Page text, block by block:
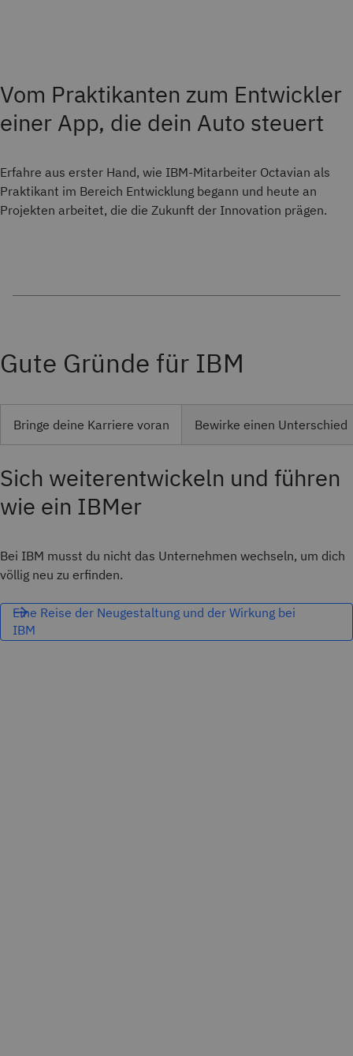
Vom Praktikanten zum Entwickler
einer App, die dein Auto steuert
Erfahre aus erster Hand, wie IBM-Mitarbeiter Octavian als
Praktikant im Bereich Entwicklung begann und heute an
Projekten arbeitet, die die Zukunft der Innovation prägen.
Gute Gründe für IBM
Bringe deine Karriere voran Bewirke einen Unterschied
Sich weiterentwickeln und führen
wie ein IBMer
Bei IBM musst du nicht das Unternehmen wechseln, um dich
völlig neu zu erfinden.
Eine Reise der Neugestaltung und der Wirkung bei
IBM